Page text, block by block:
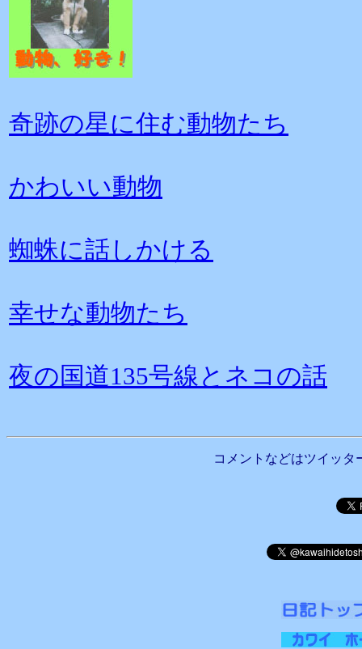
奇跡の星に住む動物たち
かわいい動物
蜘蛛に話しかける
幸せな動物たち
夜の国道135号線とネコの話
コメントなどはツイッタ